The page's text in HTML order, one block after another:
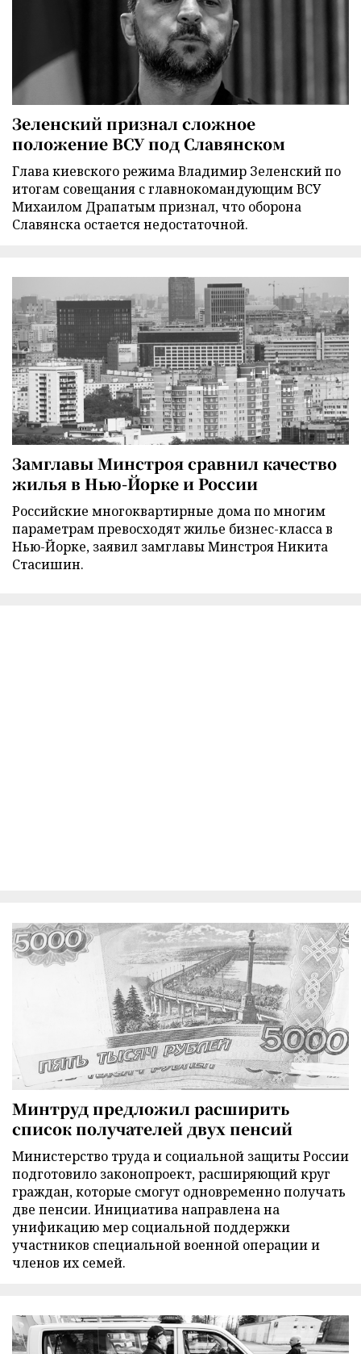
Зеленский признал сложное
положение ВСУ под Славянском
Глава киевского режима Владимир Зеленский по
итогам совещания с главнокомандующим ВСУ
Михаилом Драпатым признал, что оборона
Славянска остается недостаточной.
Замглавы Минстроя сравнил качество
жилья в Нью-Йорке и России
Российские многоквартирные дома по многим
параметрам превосходят жилье бизнес-класса в
Нью-Йорке, заявил замглавы Минстроя Никита
Стасишин.
Минтруд предложил расширить
список получателей двух пенсий
Министерство труда и социальной защиты России
подготовило законопроект, расширяющий круг
граждан, которые смогут одновременно получать
две пенсии. Инициатива направлена на
унификацию мер социальной поддержки
участников специальной военной операции и
членов их семей.